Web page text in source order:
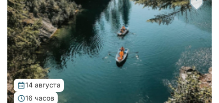
Автобусный тур в горный парк Рускеала из Санкт-
Петербурга, переезд на большом
комфортабельном автобусе прямиком до парка!
14 августа
16 часов